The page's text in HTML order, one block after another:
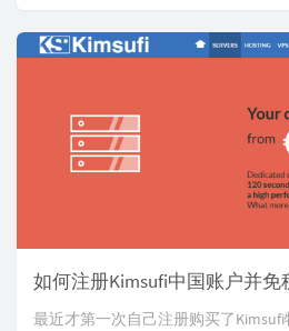
如何注册Kimsufi中国账户并免
最近才第一次自己注册购买了